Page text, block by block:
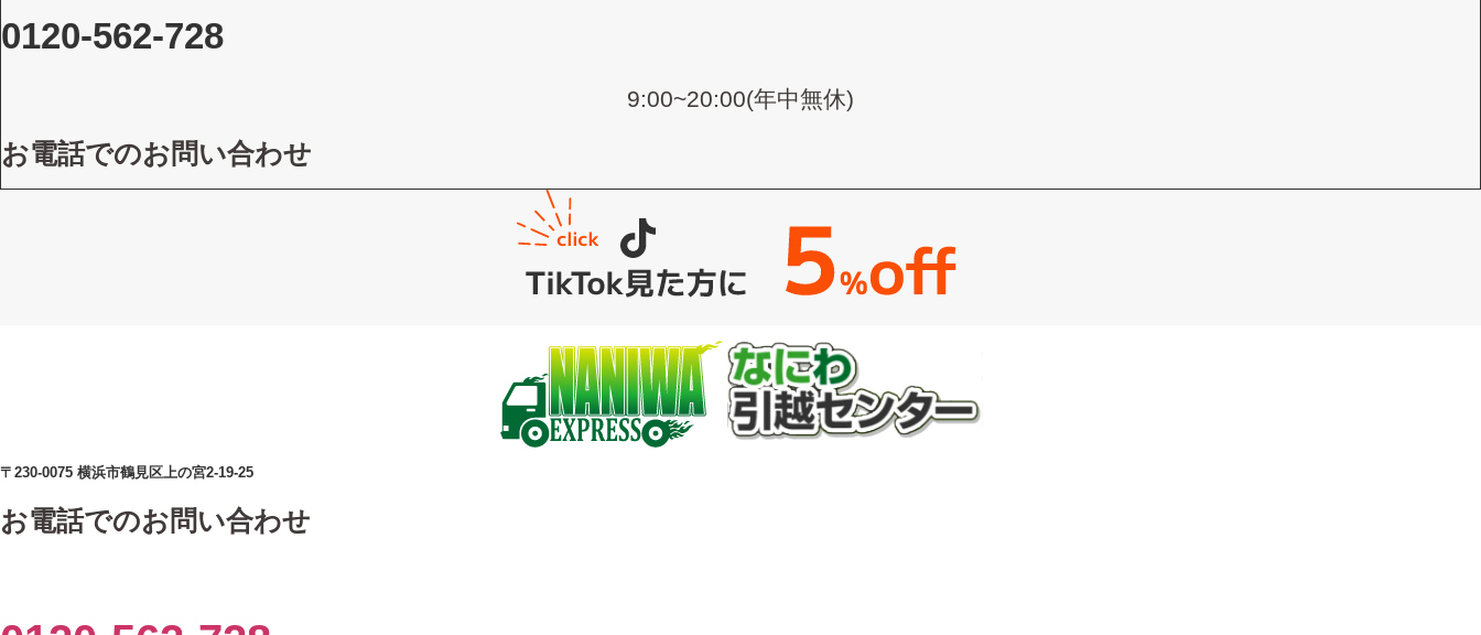
0120-562-728
9:00~20:00(年中無休)
お電話でのお問い合わせ
〒230-0075 横浜市鶴見区上の宮2-19-25
お電話でのお問い合わせ